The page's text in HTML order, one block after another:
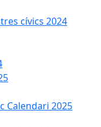
cívics 2024
Calendari 2025